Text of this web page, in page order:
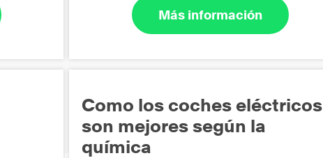
Más información
Como los coches eléctricos
son mejores según la
química